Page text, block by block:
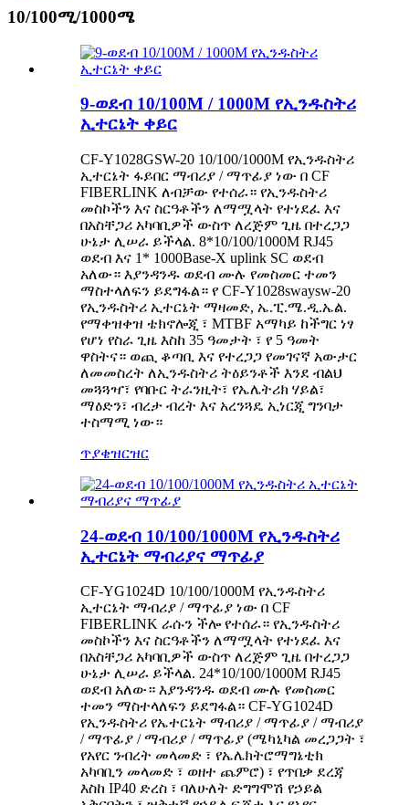
10/100ሚ/1000ሜ
9-ወደብ 10/100M / 1000M የኢንዱስትሪ
ኢተርኔት ቀይር
CF-Y1028GSW-20 10/100/1000M የኢንዱስትሪ
ኢተርኔት ፋይበር ማብሪያ / ማጥፊያ ነው በ CF
FIBERLINK ለብቻው የተሰራ። የኢንዱስትሪ
መስኮችን እና ስርዓቶችን ለማሟላት የተነደፈ እና
በአስቸጋሪ አካባቢዎች ውስጥ ለረጅም ጊዜ በተረጋጋ
ሁኔታ ሊሠራ ይችላል. 8*10/100/1000M RJ45
ወደብ እና 1* 1000Base-X uplink SC ወደብ
አለው። እያንዳንዱ ወደብ ሙሉ የመስመር ተመን
ማስተላለፍን ይደግፋል። የ CF-Y1028swaysw-20
የኢንዱስትሪ ኢተርኔት ማዛመድ, ኤ.ፒ.ሜ.ዲ.ኤል.
የማቀዝቀዝ ቴክኖሎጂ ፣ MTBF አማካይ ከችግር ነፃ
የሆነ የስራ ጊዜ እስከ 35 ዓመታት ፣ የ 5 ዓመት
ዋስትና። ወጪ ቆጣቢ እና የተረጋጋ የመገናኛ አውታር
ለመመስረት ለኢንዱስትሪ ትዕይንቶች እንደ ብልህ
መጓጓዣ፣ የባቡር ትራንዚት፣ የኤሌትሪክ ሃይል፣
ማዕድን፣ ብረታ ብረት እና አረንጓዴ ኢነርጂ ግንባታ
ተስማሚ ነው።
ጥያቄዝርዝር
24-ወደብ 10/100/1000M የኢንዱስትሪ
ኢተርኔት ማብሪያና ማጥፊያ
CF-YG1024D 10/100/1000M የኢንዱስትሪ
ኢተርኔት ማብሪያ / ማጥፊያ ነው በ CF
FIBERLINK ራሱን ችሎ የተሰራ። የኢንዱስትሪ
መስኮችን እና ስርዓቶችን ለማሟላት የተነደፈ እና
በአስቸጋሪ አካባቢዎች ውስጥ ለረጅም ጊዜ በተረጋጋ
ሁኔታ ሊሠራ ይችላል. 24*10/100/1000M RJ45
ወደብ አለው። እያንዳንዱ ወደብ ሙሉ የመስመር
ተመን ማስተላለፍን ይደግፋል። CF-YG1024D
የኢንዱስትሪ የኤተርኔት ማብሪያ / ማጥፊያ / ማብሪያ
/ ማጥፊያ / ማብሪያ / ማጥፊያ (ሜካኒካል መረጋጋት ፣
የአየር ንብረት መላመድ ፣ የኤሌክትሮማግኔቲክ
አካባቢን መላመድ ፣ ወዘተ ጨምሮ) ፣ የጥበቃ ደረጃ
እስከ IP40 ድረስ ፣ ባለሁለት ድግግሞሽ የኃይል